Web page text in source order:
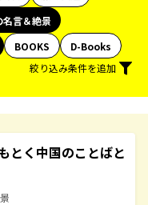
言＆絶景
BOOKS
D-Books
絞り込み条件を追加
とく中国のことばと